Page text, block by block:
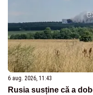
6 aug. 2026, 11:43
Rusia susține că a